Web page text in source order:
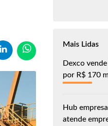
Mais Lidas
Dexco
por R$ 170
Hub
atende